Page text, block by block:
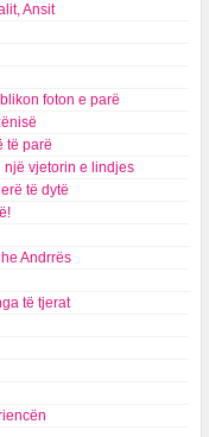
Ansit
foton e parë
të parë
një vjetorin e lindjes
të dytë
Andrrës
të tjerat